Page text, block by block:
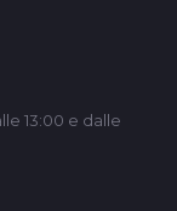
13:00 e dalle